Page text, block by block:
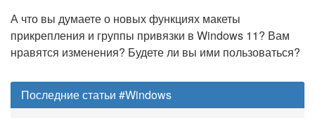
А что вы думаете о новых функциях макеты
прикрепления и группы привязки в Windows 11? Вам
нравятся изменения? Будете ли вы ими пользоваться?
Последние статьи #Windows